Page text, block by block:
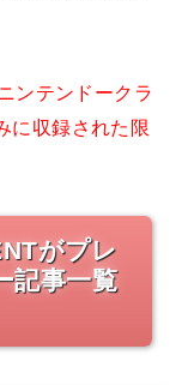
ンテンドークラ
に収録された限
がプレ
記事一覧